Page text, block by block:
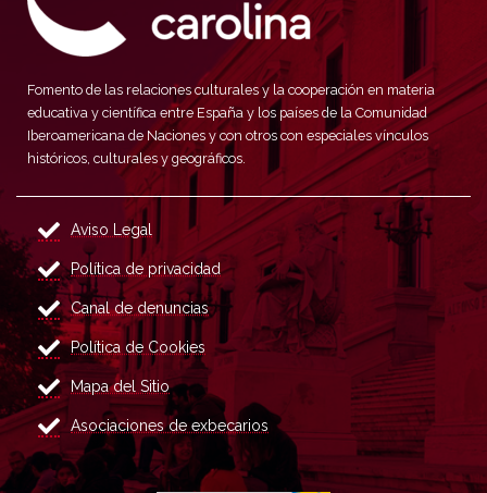
Fomento de las relaciones culturales y la cooperación en materia
educativa y científica entre España y los países de la Comunidad
Iberoamericana de Naciones y con otros con especiales vínculos
históricos, culturales y geográficos.
Aviso Legal
Política de privacidad
Canal de denuncias
Política de Cookies
Mapa del Sitio
Asociaciones de exbecarios